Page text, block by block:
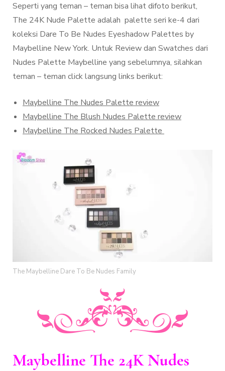
Seperti yang teman – teman bisa lihat difoto berikut,
The 24K Nude Palette adalah palette seri ke-4 dari
koleksi Dare To Be Nudes Eyeshadow Palettes by
Maybelline New York. Untuk Review dan Swatches dari
Nudes Palette Maybelline yang sebelumnya, silahkan
teman – teman click langsung links berikut:
Maybelline The Nudes Palette review
Maybelline The Blush Nudes Palette review
Maybelline The Rocked Nudes Palette
The Maybelline Dare To Be Nudes Family
Maybelline The 24K Nudes